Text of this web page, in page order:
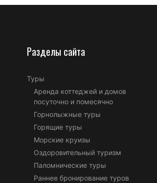
Разделы сайта
Туры
Аренда коттеджей и домов
посуточно и помесячно
Горнолыжные туры
Горящие туры
Морские круизы
Оздоровительный туризм
Паломнические туры
Раннее бронирование туров